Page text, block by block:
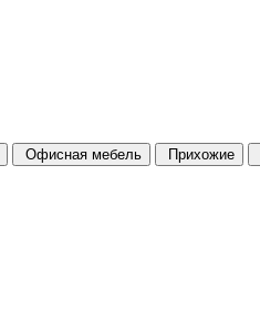
Офисная мебель Прихожие